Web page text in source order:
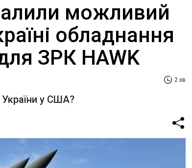
можливий
обладнання
ЗРК HAWK
2 хв
у США?